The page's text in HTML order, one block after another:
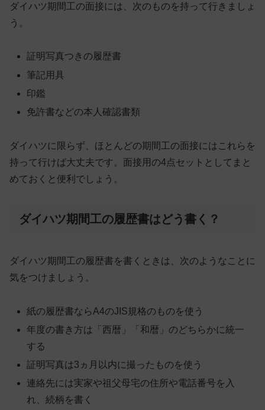
ダイハツ期間工の面接には、次のものを持って行きましょ
う。
証明写真つきの履歴書
筆記用具
印鑑
免許書などの本人確認書類
ダイハツに限らず、 ほとんどの期間工の面接にはこれらを
持って行けば大丈夫です。面接用の4点セットとしてまと
めておくと便利でしょう。
ダイハツ期間工の履歴書はどう書く？
ダイハツ期間工の履歴書を書くときは、次のようなことに
気をつけましょう。
紙の履歴書ならA4のJIS規格のものを使う
年度の書き方は「西暦」「和暦」のどちらかに統一
する
証明写真は3ヵ月以内に撮ったものを使う
連絡先には実家や祖父母宅の住所や電話番号を入
れ、続柄を書く